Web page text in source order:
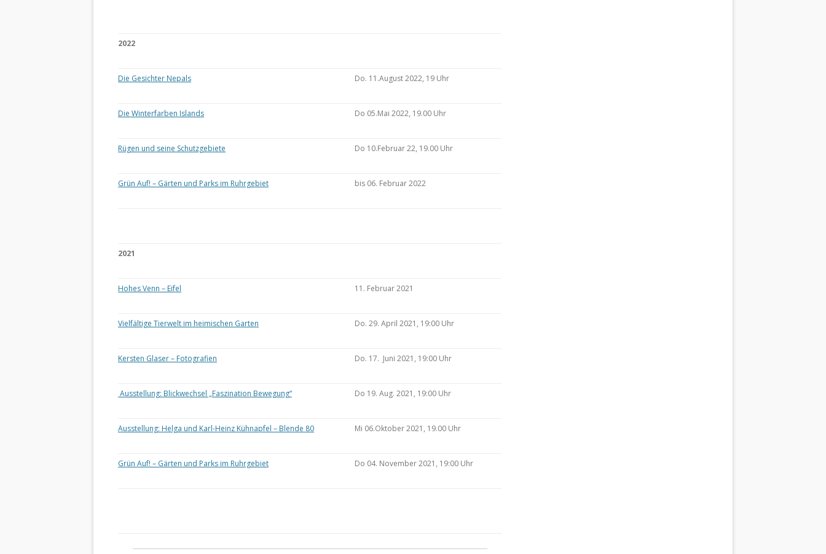
2022
Die Gesichter Nepals Do. 11.August 2022, 19 Uhr
Die Winterfarben Islands Do 05.Mai 2022, 19.00 Uhr
Rügen und seine Schutzgebiete Do 10.Februar 22, 19.00 Uhr
Grün Auf! – Gärten und Parks im Ruhrgebiet bis 06. Februar 2022
2021
Hohes Venn – Eifel 11. Februar 2021
Vielfältige Tierwelt im heimischen Garten Do. 29. April 2021, 19:00 Uhr
Kersten Glaser – Fotografien Do. 17. Juni 2021, 19:00 Uhr
Ausstellung: Blickwechsel „Faszination Bewegung“ Do 19. Aug. 2021, 19:00 Uhr
Ausstellung: Helga und Karl-Heinz Kühnapfel – Blende 80 Mi 06.Oktober 2021, 19.00 Uhr
Grün Auf! – Gärten und Parks im Ruhrgebiet Do 04. November 2021, 19:00 Uhr